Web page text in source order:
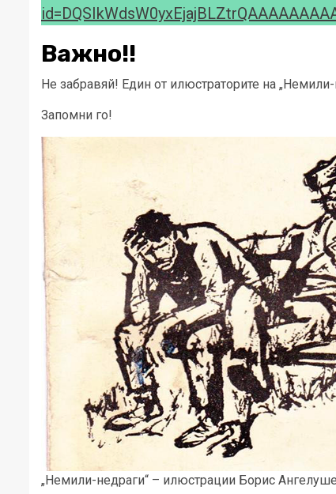
Важно!!
Не забравяй! Един от илюстраторите на
Запомни го!
„Немили-недраги“ – илюстрации Борис